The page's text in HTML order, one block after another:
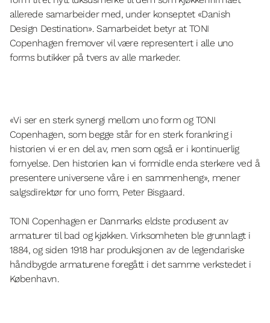
allerede samarbeider med, under konseptet «Danish
Design Destination». Samarbeidet betyr at TONI
Copenhagen fremover vil være representert i alle uno
forms butikker på tvers av alle markeder.
«Vi ser en sterk synergi mellom uno form og TONI
Copenhagen, som begge står for en sterk forankring i
historien vi er en del av, men som også er i kontinuerlig
fornyelse. Den historien kan vi formidle enda sterkere ved å
presentere universene våre i en sammenheng», mener
salgsdirektør for uno form, Peter Bisgaard.
TONI Copenhagen er Danmarks eldste produsent av
armaturer til bad og kjøkken. Virksomheten ble grunnlagt i
1884, og siden 1918 har produksjonen av de legendariske
håndbygde armaturene foregått i det samme verkstedet i
København.